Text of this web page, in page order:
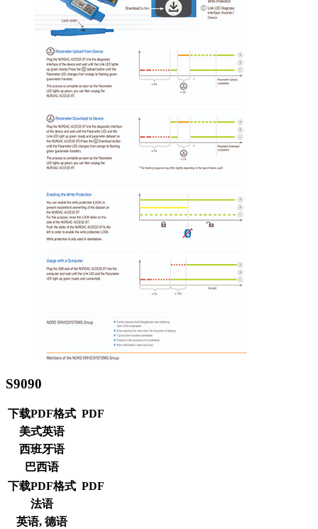
S9090
下载PDF格式 PDF
美式英语
西班牙语
巴西语
下载PDF格式 PDF
法语
英语, 德语